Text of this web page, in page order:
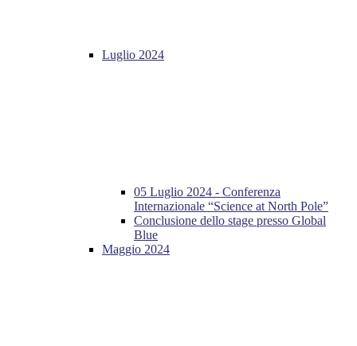
Luglio 2024
05 Luglio 2024 - Conferenza
Internazionale “Science at North Pole”
Conclusione dello stage presso Global
Blue
Maggio 2024